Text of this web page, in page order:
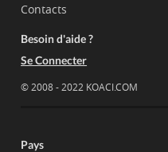
Contacts
Besoin d'aide ?
Se Connecter
© 2008 - 2022 KOACI.COM
Pays